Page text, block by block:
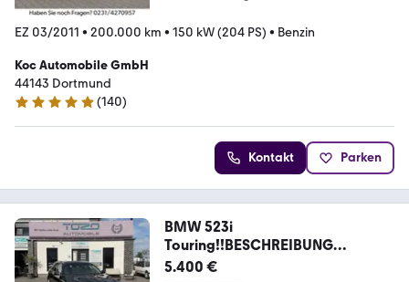
EZ 03/2011 • 200.000 km • 150 kW (204 PS) • Benzin
Koc Automobile GmbH
44143 Dortmund
5 Sterne
(140)
Kontakt Parken
BMW 523i
Touring!!BESCHREIBUNG
LESEN!!!FEST PREIS!!!
5.400 €